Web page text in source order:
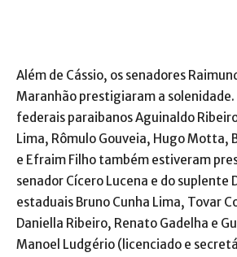
Além de Cássio, os senadores
Maranhão prestigiaram a solenidade.
federais paraibanos Aguinaldo
Lima, Rômulo Gouveia, Hugo Motta,
e Efraim Filho também estiveram
senador Cícero Lucena e do suplente
estaduais Bruno Cunha Lima, Tovar
Daniella Ribeiro, Renato Gadelha e
Manoel Ludgério (licenciado e